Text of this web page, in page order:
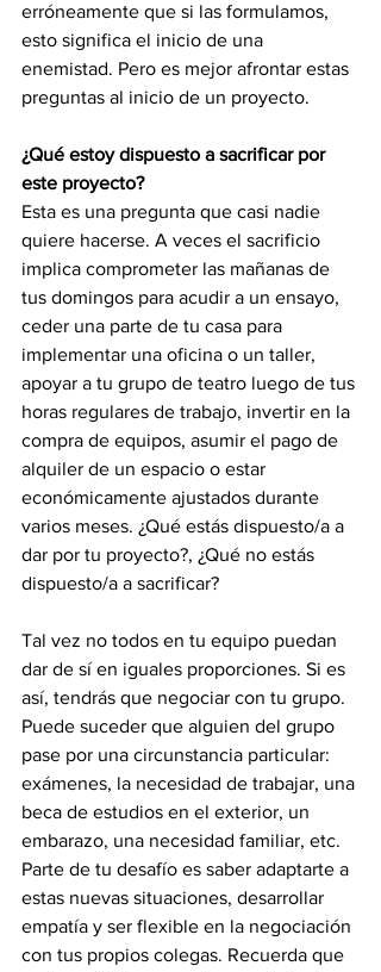
erróneamente que si las formulamos,
esto significa el inicio de una
enemistad. Pero es mejor afrontar estas
preguntas al inicio de un proyecto.
¿Qué estoy dispuesto a sacrificar por
este proyecto?
Esta es una pregunta que casi nadie
quiere hacerse. A veces el sacrificio
implica comprometer las mañanas de
tus domingos para acudir a un ensayo,
ceder una parte de tu casa para
implementar una oficina o un taller,
apoyar a tu grupo de teatro luego de tus
horas regulares de trabajo, invertir en la
compra de equipos, asumir el pago de
alquiler de un espacio o estar
económicamente ajustados durante
varios meses. ¿Qué estás dispuesto/a a
dar por tu proyecto?, ¿Qué no estás
dispuesto/a a sacrificar?
Tal vez no todos en tu equipo puedan
dar de sí en iguales proporciones. Si es
así, tendrás que negociar con tu grupo.
Puede suceder que alguien del grupo
pase por una circunstancia particular:
exámenes, la necesidad de trabajar, una
beca de estudios en el exterior, un
embarazo, una necesidad familiar, etc.
Parte de tu desafío es saber adaptarte a
estas nuevas situaciones, desarrollar
empatía y ser flexible en la negociación
con tus propios colegas. Recuerda que